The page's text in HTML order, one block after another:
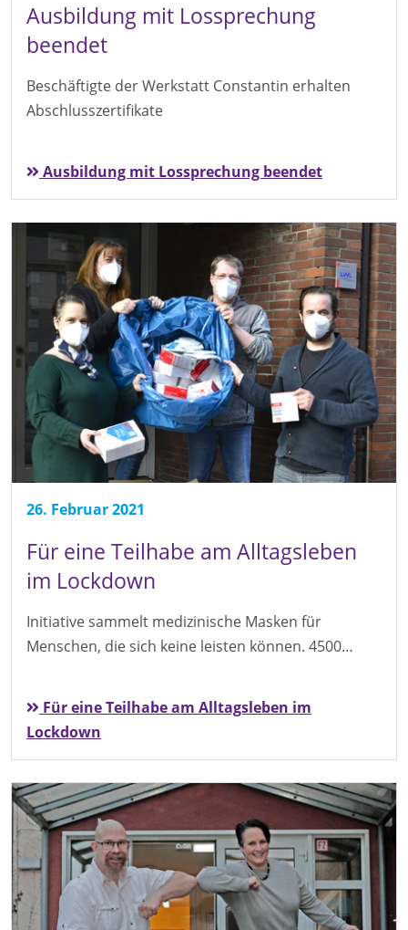
Ausbildung mit Lossprechung
beendet
Beschäftigte der Werkstatt Constantin erhalten
Abschlusszertifikate
Ausbildung mit Lossprechung beendet
26. Februar 2021
Für eine Teilhabe am Alltagsleben
im Lockdown
Initiative sammelt medizinische Masken für
Menschen, die sich keine leisten können. 4500…
Für eine Teilhabe am Alltagsleben im
Lockdown